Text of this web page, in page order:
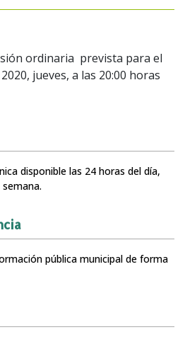
ordinaria prevista para el
jueves, a las 20:00 horas
disponible las 24 horas del día,
pública municipal de forma